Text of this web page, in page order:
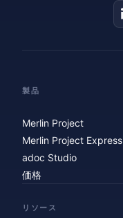
製品
Merlin Project
Merlin Project Express
adoc Studio
価格
リソース